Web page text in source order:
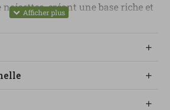
noisettes, créant une base riche et
une touche d’épices
râpée, la noix de muscade et la
et enveloppant, capable de